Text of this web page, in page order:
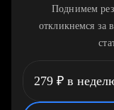
Поднимем
откликнемся за
279 ₽ в